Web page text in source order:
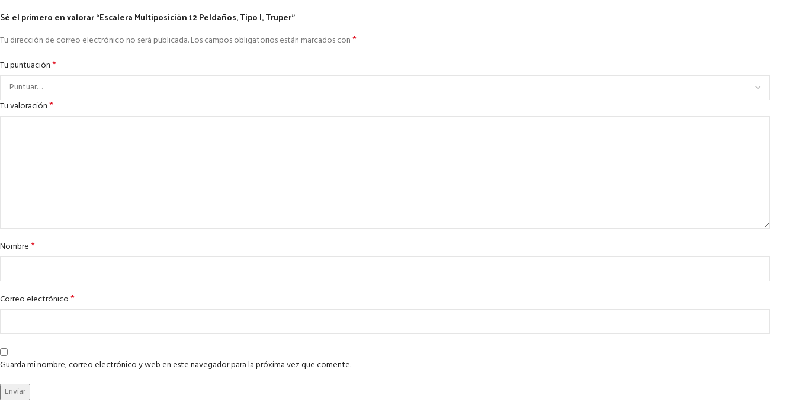
Sé el primero en valorar “Escalera Multiposición 12 Peldaños, Tipo I, Truper”
Tu dirección de correo electrónico no será publicada.Los campos obligatorios están marcados con*
Tu puntuación*
Tu valoración*
Nombre*
Correo electrónico*
Guarda mi nombre, correo electrónico y web en este navegador para la próxima vez que comente.